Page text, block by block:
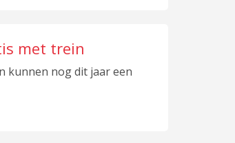
met trein
kunnen nog dit jaar een